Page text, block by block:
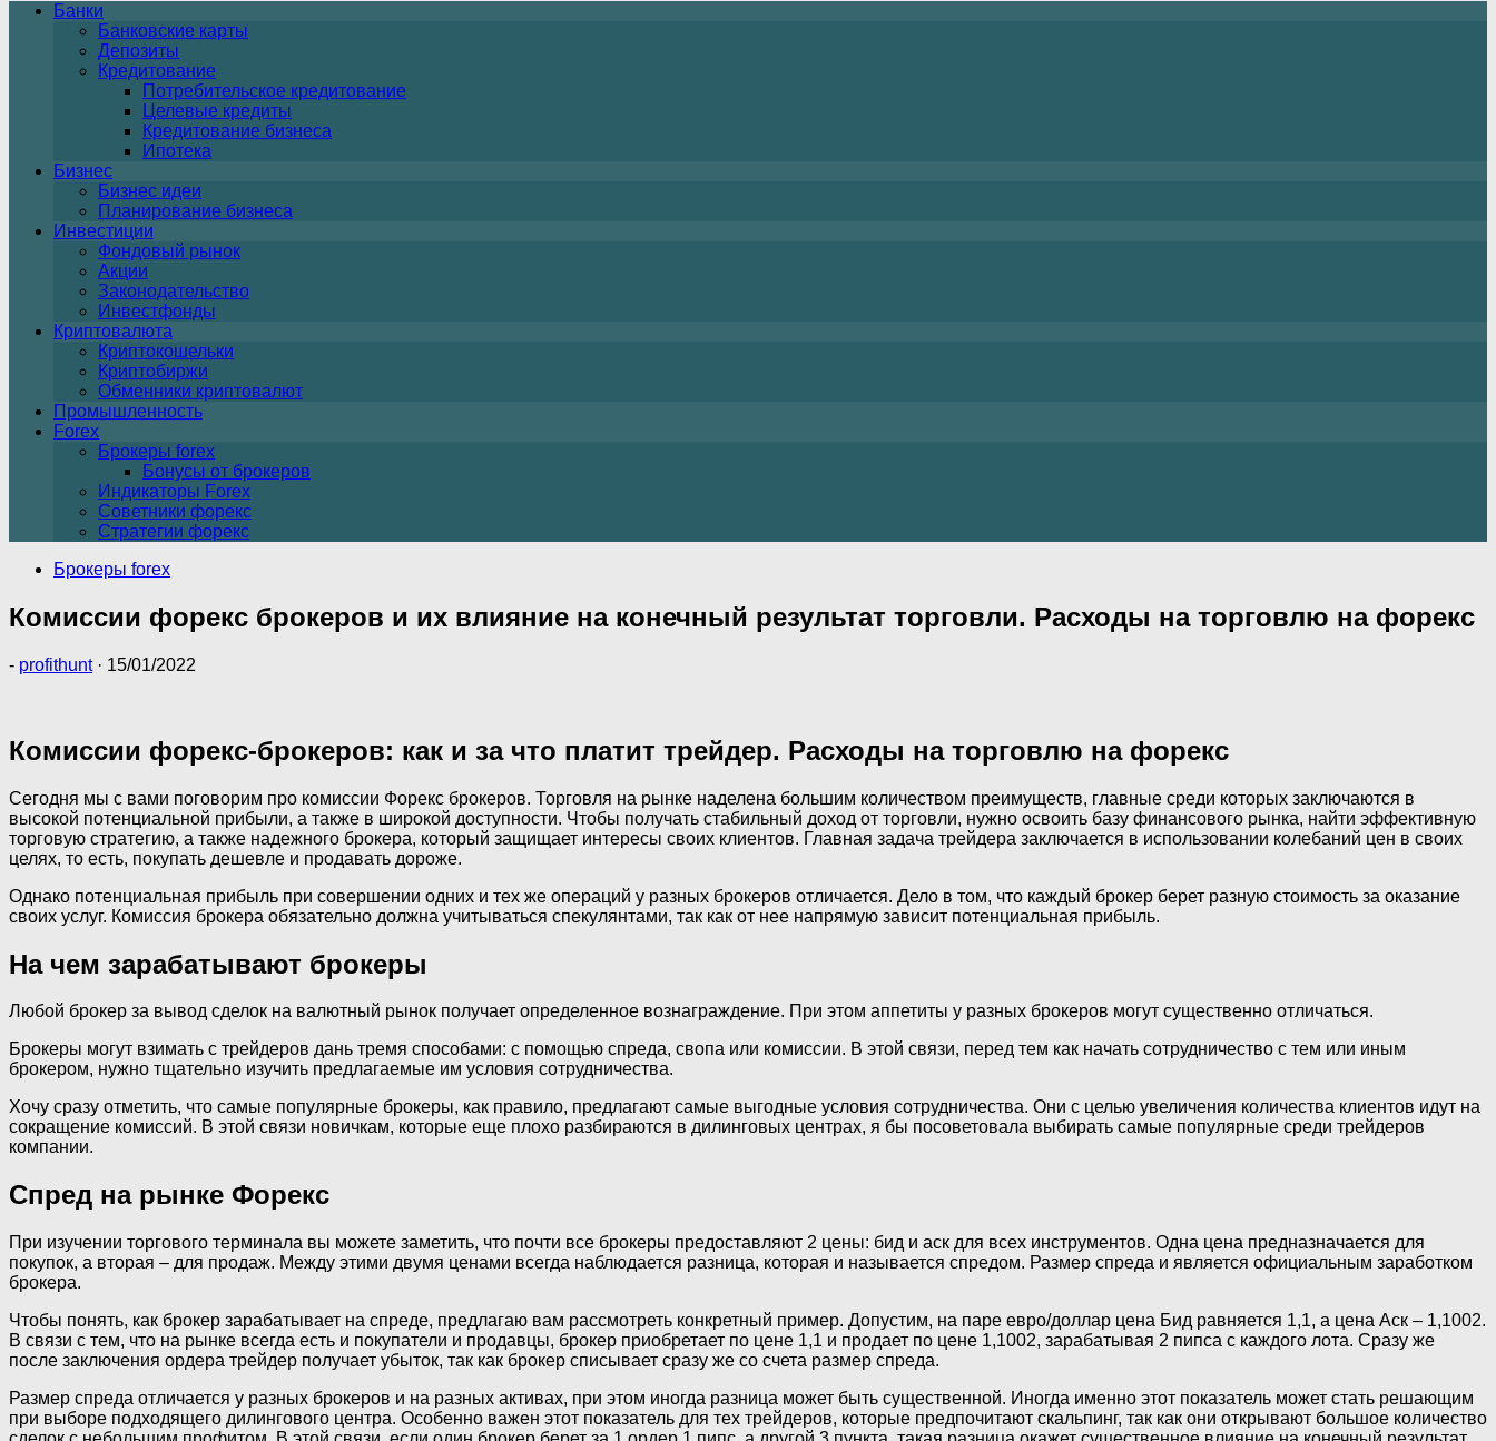
Банки
Банковские карты
Депозиты
Кредитование
Потребительское кредитование
Целевые кредиты
Кредитование бизнеса
Ипотека
Бизнес
Бизнес идеи
Планирование бизнеса
Инвестиции
Фондовый рынок
Акции
Законодательство
Инвестфонды
Криптовалюта
Криптокошельки
Криптобиржи
Обменники криптовалют
Промышленность
Forex
Брокеры forex
Бонусы от брокеров
Индикаторы Forex
Советники форекс
Стратегии форекс
Брокеры forex
Комиссии форекс брокеров и их влияние на конечный результат торговли. Расходы на торговлю на форекс
- profithunt · 15/01/2022
Комиссии форекс-брокеров: как и за что платит трейдер. Расходы на торговлю на форекс
Сегодня мы с вами поговорим про комиссии Форекс брокеров. Торговля на рынке наделена большим количеством преимуществ, главные среди которых заключаются в
высокой потенциальной прибыли, а также в широкой доступности. Чтобы получать стабильный доход от торговли, нужно освоить базу финансового рынка, найти эффективную
торговую стратегию, а также надежного брокера, который защищает интересы своих клиентов. Главная задача трейдера заключается в использовании колебаний цен в своих
целях, то есть, покупать дешевле и продавать дороже.
Однако потенциальная прибыль при совершении одних и тех же операций у разных брокеров отличается. Дело в том, что каждый брокер берет разную стоимость за оказание
своих услуг. Комиссия брокера обязательно должна учитываться спекулянтами, так как от нее напрямую зависит потенциальная прибыль.
На чем зарабатывают брокеры
Любой брокер за вывод сделок на валютный рынок получает определенное вознаграждение. При этом аппетиты у разных брокеров могут существенно отличаться.
Брокеры могут взимать с трейдеров дань тремя способами: с помощью спреда, свопа или комиссии. В этой связи, перед тем как начать сотрудничество с тем или иным
брокером, нужно тщательно изучить предлагаемые им условия сотрудничества.
Хочу сразу отметить, что самые популярные брокеры, как правило, предлагают самые выгодные условия сотрудничества. Они с целью увеличения количества клиентов идут на
сокращение комиссий. В этой связи новичкам, которые еще плохо разбираются в дилинговых центрах, я бы посоветовала выбирать самые популярные среди трейдеров
компании.
Спред на рынке Форекс
При изучении торгового терминала вы можете заметить, что почти все брокеры предоставляют 2 цены: бид и аск для всех инструментов. Одна цена предназначается для
покупок, а вторая – для продаж. Между этими двумя ценами всегда наблюдается разница, которая и называется спредом. Размер спреда и является официальным заработком
брокера.
Чтобы понять, как брокер зарабатывает на спреде, предлагаю вам рассмотреть конкретный пример. Допустим, на паре евро/доллар цена Бид равняется 1,1, а цена Аск – 1,1002.
В связи с тем, что на рынке всегда есть и покупатели и продавцы, брокер приобретает по цене 1,1 и продает по цене 1,1002, зарабатывая 2 пипса с каждого лота. Сразу же
после заключения ордера трейдер получает убыток, так как брокер списывает сразу же со счета размер спреда.
Размер спреда отличается у разных брокеров и на разных активах, при этом иногда разница может быть существенной. Иногда именно этот показатель может стать решающим
при выборе подходящего дилингового центра. Особенно важен этот показатель для тех трейдеров, которые предпочитают скальпинг, так как они открывают большое количество